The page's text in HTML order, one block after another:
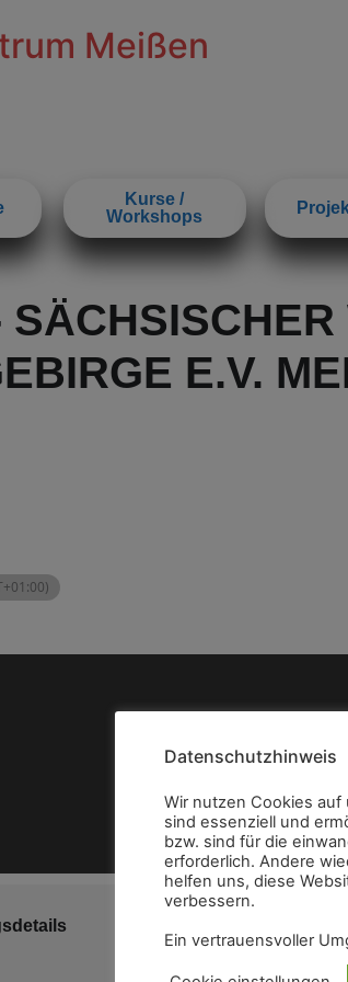
Meißen
Kurse /
Workshops
E.V.
Datenschutzhinweis
Wir nutzen Cookies auf
sind essenziell und
bzw. sind für die
erforderlich. Andere
helfen uns, diese
verbessern.
Ein vertrauensvoller